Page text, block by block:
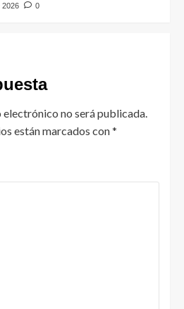
2026 0
no será publicada.
están marcados con*